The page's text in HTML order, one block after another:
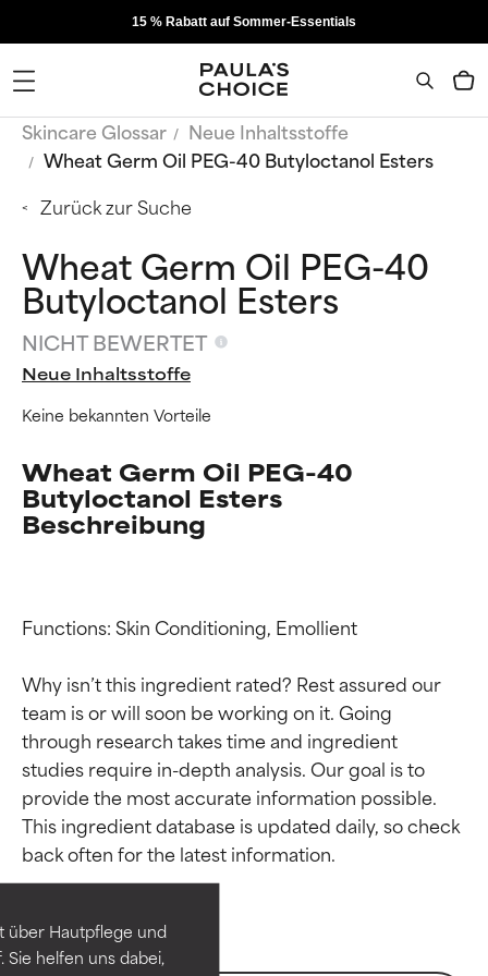
über Hautpflege und
helfen uns dabei,
15 % Rabatt auf Sommer-Essentials
Skincare Glossar
Neue Inhaltsstoffe
Wheat Germ Oil PEG-40 Butyloctanol Esters
Zurück zur Suche
Wheat Germ Oil PEG-40
Butyloctanol Esters
NICHT BEWERTET
Neue Inhaltsstoffe
Keine bekannten Vorteile
Wheat Germ Oil PEG-40
Butyloctanol Esters
Beschreibung
Functions: Skin Conditioning, Emollient
Why isn’t this ingredient rated? Rest assured our
team is or will soon be working on it. Going
through research takes time and ingredient
studies require in-depth analysis. Our goal is to
provide the most accurate information possible.
This ingredient database is updated daily, so check
Bewertung der
Inhaltsstoffe
Erwiesen und durch
unabhängige Studien belegt.
Bewertung der
Inhaltsstoffe
Erwiesen und durch
unabhängige Studien belegt.